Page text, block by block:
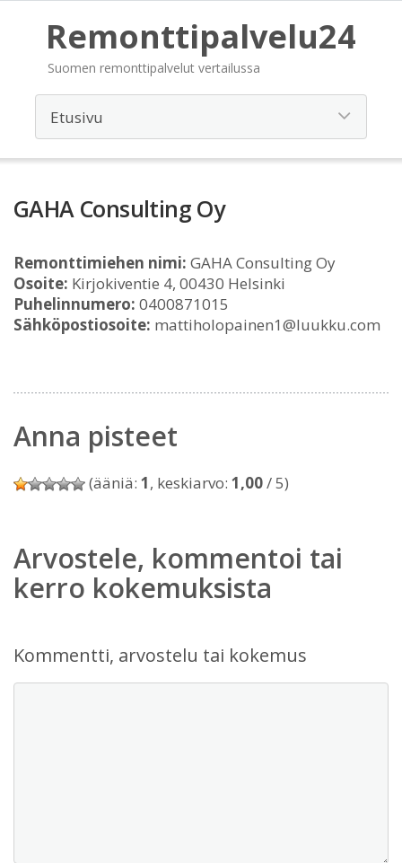
Remonttipalvelu24
Suomen remonttipalvelut vertailussa
GAHA Consulting Oy
Remonttimiehen nimi: GAHA Consulting Oy
Osoite: Kirjokiventie 4, 00430 Helsinki
Puhelinnumero: 0400871015
Sähköpostiosoite: mattiholopainen1@luukku.com
Anna pisteet
(ääniä: 1, keskiarvo: 1,00/ 5)
Arvostele, kommentoi tai
kerro kokemuksista
Kommentti, arvostelu tai kokemus